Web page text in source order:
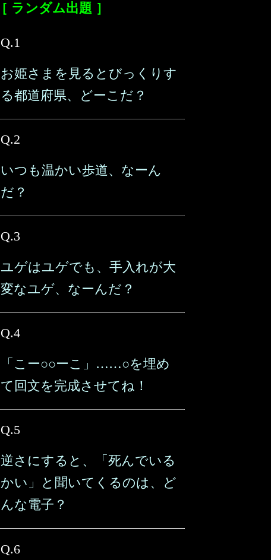
［ ランダム出題 ］
Q.1
お姫さまを見るとびっくりす
る都道府県、どーこだ？
Q.2
いつも温かい歩道、なーん
だ？
Q.3
ユゲはユゲでも、手入れが大
変なユゲ、なーんだ？
Q.4
「こー○○ーこ」……○を埋め
て回文を完成させてね！
Q.5
逆さにすると、「死んでいる
かい」と聞いてくるのは、ど
んな電子？
Q.6